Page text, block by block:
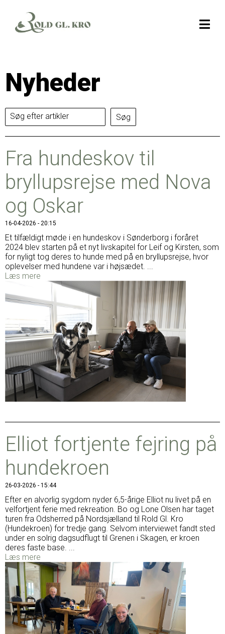
Nyheder
Søg efter artikler
Fra hundeskov til
bryllupsrejse med Nova
og Oskar
16-04-2026 - 20:15
Et tilfældigt møde i en hundeskov i Sønderborg i foråret
2024 blev starten på et nyt livskapitel for Leif og Kirsten, som
for nyligt tog deres to hunde med på en bryllupsrejse, hvor
oplevelser med hundene var i højsædet. ...
Læs mere
Elliot fortjente fejring på
hundekroen
26-03-2026 - 15:44
Efter en alvorlig sygdom nyder 6,5-årige Elliot nu livet på en
velfortjent ferie med rekreation. Bo og Lone Olsen har taget
turen fra Odsherred på Nordsjælland til Rold Gl. Kro
(Hundekroen) for tredje gang. Selvom interviewet fandt sted
under en solrig dagsudflugt til Grenen i Skagen, er kroen
deres faste base. ...
Læs mere